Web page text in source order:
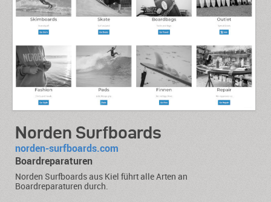
Norden Surfboards
norden-surfboards.com
Boardreparaturen
Norden Surfboards aus Kiel führt alle Arten an
Boardreparaturen durch.